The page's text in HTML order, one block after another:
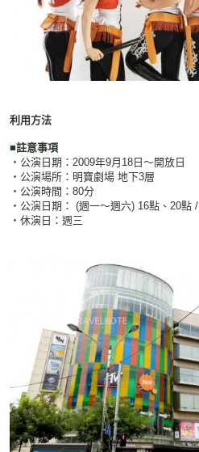
利用方法
■註意事項
・公演日期：2009年9月18日～開放日
・公演場所：明寶劇場 地下3層
・公演時間：80分
・公演日期： (週一～週六) 16點、20點
・休演日：週三